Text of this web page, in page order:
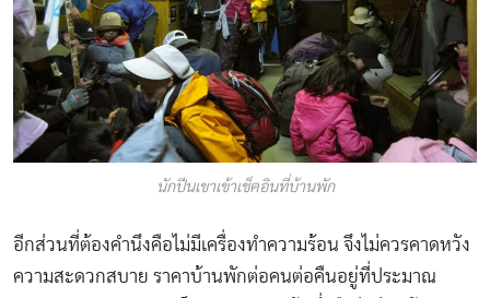
นักปีนเขาเข้าเช็คอินที่บ้านพัก
อีกส่วนที่ต้องคำนึงคือไม่มีเครื่องทำความร้อน จึงไม่ควรคาดหวัง
ความสะดวกสบาย ราคาบ้านพักต่อคนต่อคืนอยู่ที่ประมาณ